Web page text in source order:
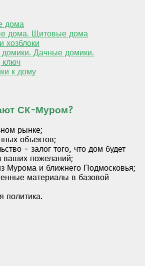
дома
дома. Щитовые дома
хозблоки
Дачные домики.
ключ
к дому
СК-Муром?
рынке;
объектов;
- залог того, что дом будет
ваших пожеланий;
Мурома и ближнего Подмосковья;
материалы в базовой
политика.